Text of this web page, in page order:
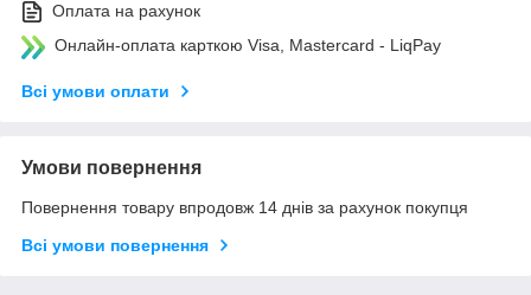
Оплата на рахунок
Онлайн-оплата карткою Visa, Mastercard - LiqPay
Всі умови оплати
Умови повернення
Повернення товару впродовж 14 днів за рахунок покупця
Всі умови повернення